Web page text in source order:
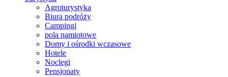
Agroturystyka
Biura podróży
Campingi
pola namiotowe
Domy i ośrodki wczasowe
Hotele
Noclegi
Pensjonaty